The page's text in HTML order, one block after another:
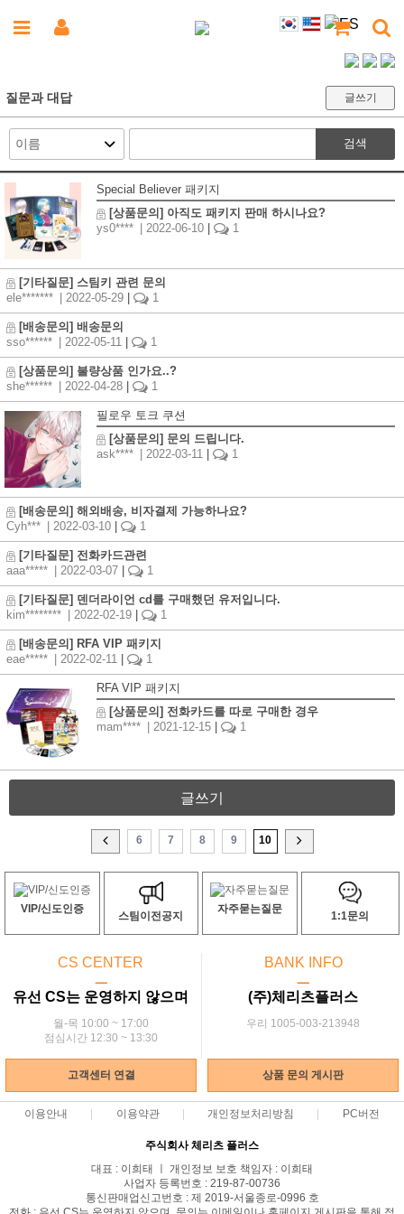
질문과 대답 글쓰기
검색
Special Believer 패키지
[상품문의] 아직도 패키지 판매 하시나요?
ys0****
| 2022-06-10 1
[기타질문] 스팀키 관련 문의
ele*******
| 2022-05-29 1
[배송문의] 배송문의
sso******
| 2022-05-11 1
[상품문의] 불량상품 인가요..?
she******
| 2022-04-28 1
필로우 토크 쿠션
[상품문의] 문의 드립니다.
ask****
| 2022-03-11 1
[배송문의] 해외배송, 비자결제 가능하나요?
Cyh***
| 2022-03-10 1
[기타질문] 전화카드관련
aaa*****
| 2022-03-07 1
[기타질문] 덴더라이언 cd를 구매했던 유저입니다.
kim********
| 2022-02-19 1
[배송문의] RFA VIP 패키지
eae*****
| 2022-02-11 1
RFA VIP 패키지
[상품문의] 전화카드를 따로 구매한 경우
mam****
| 2021-12-15 1
글쓰기
6 7 8 9 10
VIP/신도인증
스팀이전공지
자주묻는질문
1:1문의
CS CENTER
ㅡ
유선 CS는 운영하지 않으며
월-목 10:00 ~ 17:00
점심시간 12:30 ~ 13:30
BANK INFO
ㅡ
(주)체리츠플러스
우리 1005-003-213948
고객센터 연결 상품 문의 게시판
이용안내 이용약관 개인정보처리방침 PC버전
주식회사 체리츠 플러스
대표 : 이희태 ㅣ 개인정보 보호 책임자 : 이희태
사업자 등록번호 : 219-87-00736
통신판매업신고번호 : 제 2019-서울종로-0996 호